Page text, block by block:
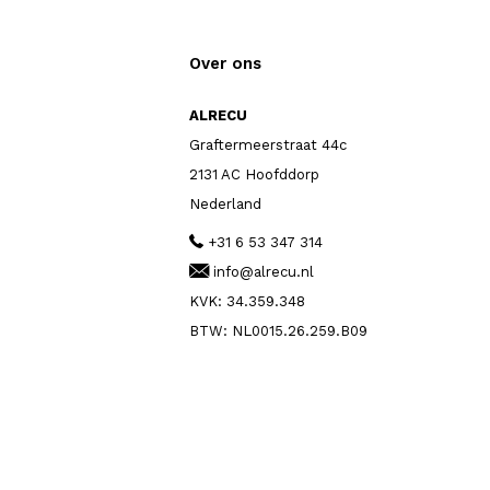
Over ons
ALRECU
Graftermeerstraat 44c
2131 AC Hoofddorp
Nederland
+31 6 53 347 314
info@alrecu.nl
KVK: 34.359.348
BTW: NL0015.26.259.B09